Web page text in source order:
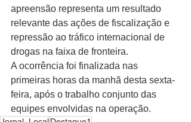
apreensão representa um resultado
relevante das ações de fiscalização e
repressão ao tráfico internacional de
drogas na faixa de fronteira.
A ocorrência foi finalizada nas
primeiras horas da manhã desta sexta-
feira, após o trabalho conjunto das
equipes envolvidas na operação.